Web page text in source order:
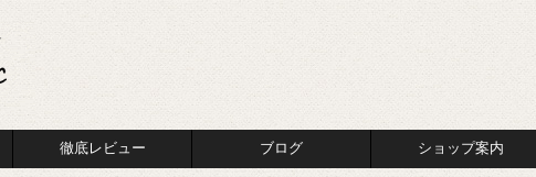
徹底レビュー ブログ ショップ案内